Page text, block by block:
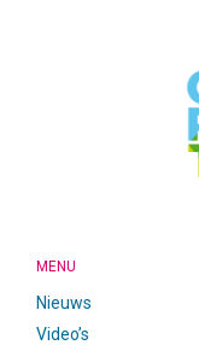
MENU
Nieuws
Video’s